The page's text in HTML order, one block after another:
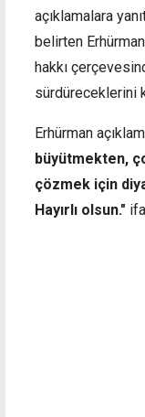
açıklamalara
belirten
hakkı
sürdüreceklerini
Erhürman
büyütmekten,
çözmek için
Hayırlı olsun."